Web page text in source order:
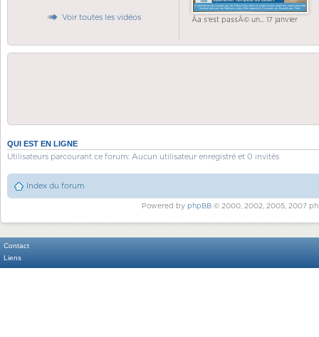
Voir toutes les vidéos Ãa s'est passÃ© un... 17 janvier
QUI EST EN LIGNE
Utilisateurs parcourant ce forum: Aucun utilisateur enregistré et 0 invités
Index du forum
Powered by phpBB© 2000, 2002, 2005, 2007
Contact
Liens